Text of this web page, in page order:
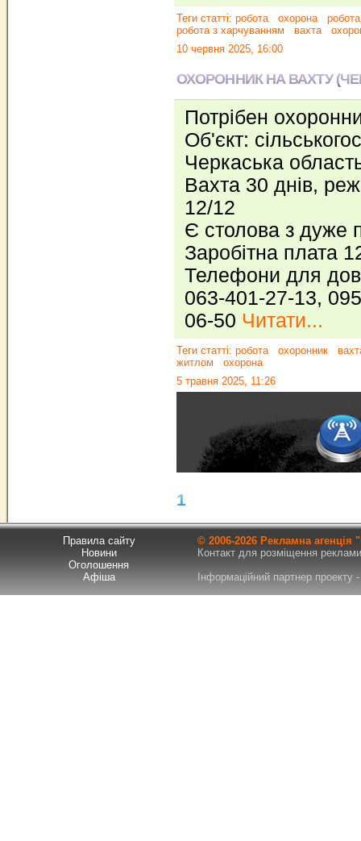
Теги статті: робота охорона
робота з харчуванням
вахта
10 червня 2025, 16:00
ОХОРОННИК НА ВАХТУ
Потрібен
Об'єкт:
Черкаська
Вахта 30 днів,
12/12
Є столова з дуже
Заробітна плата
Телефони для
063-401-27-13,
06-50 Читати...
Теги статті: робота охоронник
житлом
охорона
5 травня 2025, 11:26
1
Правила сайту
Новини
Оголошення
Афіша
© 2006-2026 Рекламна
Контакт для розміщення
Інформаційний партнер проекту